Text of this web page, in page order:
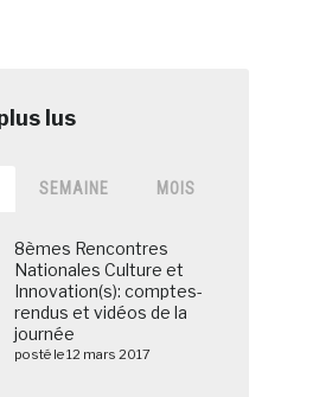
SEMAINE MOIS
8èmes Rencontres
Nationales Culture et
Innovation(s): comptes-
rendus et vidéos de la
journée
posté le 12 mars 2017